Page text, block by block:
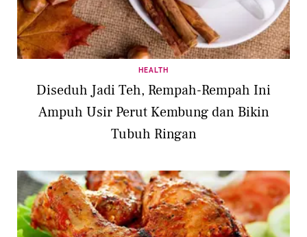
HEALTH
Diseduh Jadi Teh, Rempah-Rempah Ini
Ampuh Usir Perut Kembung dan Bikin
Tubuh Ringan